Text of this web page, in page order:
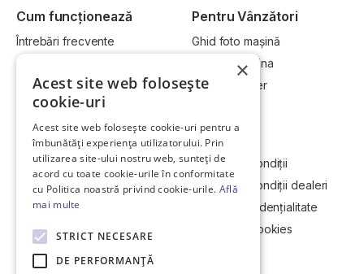
Cum funcționează
Întrebări frecvente
Cum vând la licitație?
Pentru Vânzători
Ghid foto mașină
Vinde-ți mașina
Devino dealer
Link-uri utile
Informații utile vizionare
Contact
Soluționarea Online a litigiilor
ANCP
Compania
Termeni și condiții
Termeni și condiții dealeri
Politică confidențialitate
Politica de cookies
×
Acest site web folosește
cookie-uri
Acest site web folosește cookie-uri pentru a
îmbunătăți experiența utilizatorului. Prin
utilizarea site-ului nostru web, sunteți de
acord cu toate cookie-urile în conformitate
cu Politica noastră privind cookie-urile. Află
mai multe
STRICT NECESARE
DE PERFORMANȚĂ